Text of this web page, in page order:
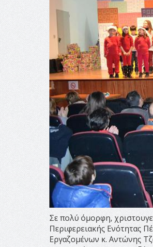
Σε πολύ όμορφη,
Περιφερειακής Ενότητας
Εργαζομένων κ. Αντώνης